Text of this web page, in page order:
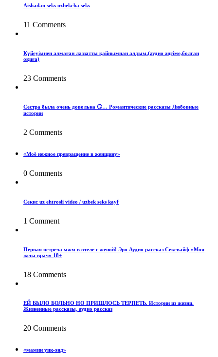
Aishadan seks uzbekcha seks
11 Comments
Күйеуімнен алмаған лаззатты қайнымнан алдым.(аудио әңгіме,болған
оқиға)
23 Comments
Сестра была очень довольна 😏… Романтические рассказы Любовные
истории
2 Comments
«Моё нежное превращение в женщину»
0 Comments
Секис uz ehtrosli video / uzbek seks kayf
1 Comment
Первая встреча мжм в отеле с женой! Эро Аудио рассказ Сексвайф «Моя
жена врач» 18+
18 Comments
ЕЙ БЫЛО БОЛЬНО НО ПРИШЛОСЬ ТЕРПЕТЬ. Истории из жизни.
Жизненные рассказы, аудио рассказ
20 Comments
«мамин уик-энд»